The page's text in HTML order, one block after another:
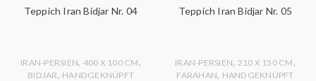
Teppich Iran Bidjar Nr. 04 Teppich Iran Bidjar Nr. 05
IRAN-PERSIEN, 400 X 100 CM,
BIDJAR, HANDGEKNÜPFT
IRAN-PERSIEN, 210 X 150 CM,
FARAHAN, HANDGEKNÜPFT